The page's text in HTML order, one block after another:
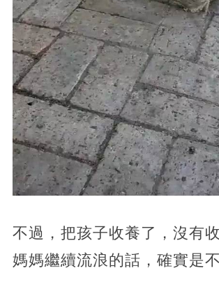
不過，把孩子收養了，沒有
媽媽繼續流浪的話，確實是不